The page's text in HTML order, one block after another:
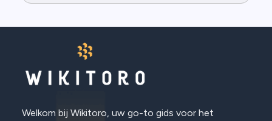
Welkom bij Wikitoro, uw go-to gids voor het